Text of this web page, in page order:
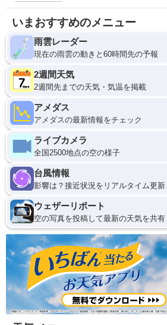
いまおすすめのメニュー
雨雲レーダー
現在の雨雲の動きと60時間先の予報
2週間天気
2週間先までの天気・気温を掲載
アメダス
アメダスの最新情報をチェック
ライブカメラ
全国2500地点の空の様子
台風情報
影響は？接近状況をリアルタイム更新
ウェザーリポート
空の写真を投稿して最新の天気を共有